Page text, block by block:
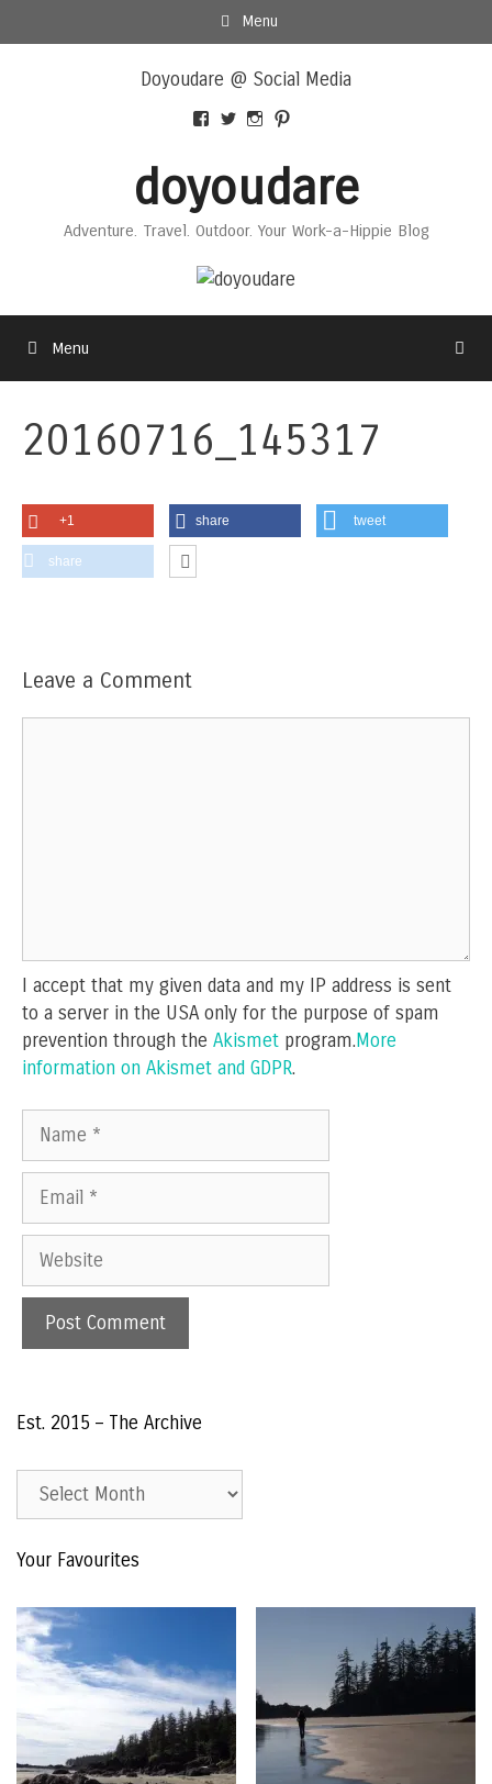
to
Menu
Doyoudare @ Social Media
View
Facebook
View
Twitter
View
Instagram
View
on
Pinterest
doyoudare
Adventure. Travel. Outdoor. Your Work-a-Hippie Blog
Menu
20160716_145317
+1 share tweet
share
Leave a Comment
I accept that my given data and my IP address is sent
to a server in the USA only for the purpose of spam
prevention through the Akismet program.More
information on Akismet and GDPR.
Name
Email
Website
Est. 2015 – The Archive
Est.
The
Your Favourites